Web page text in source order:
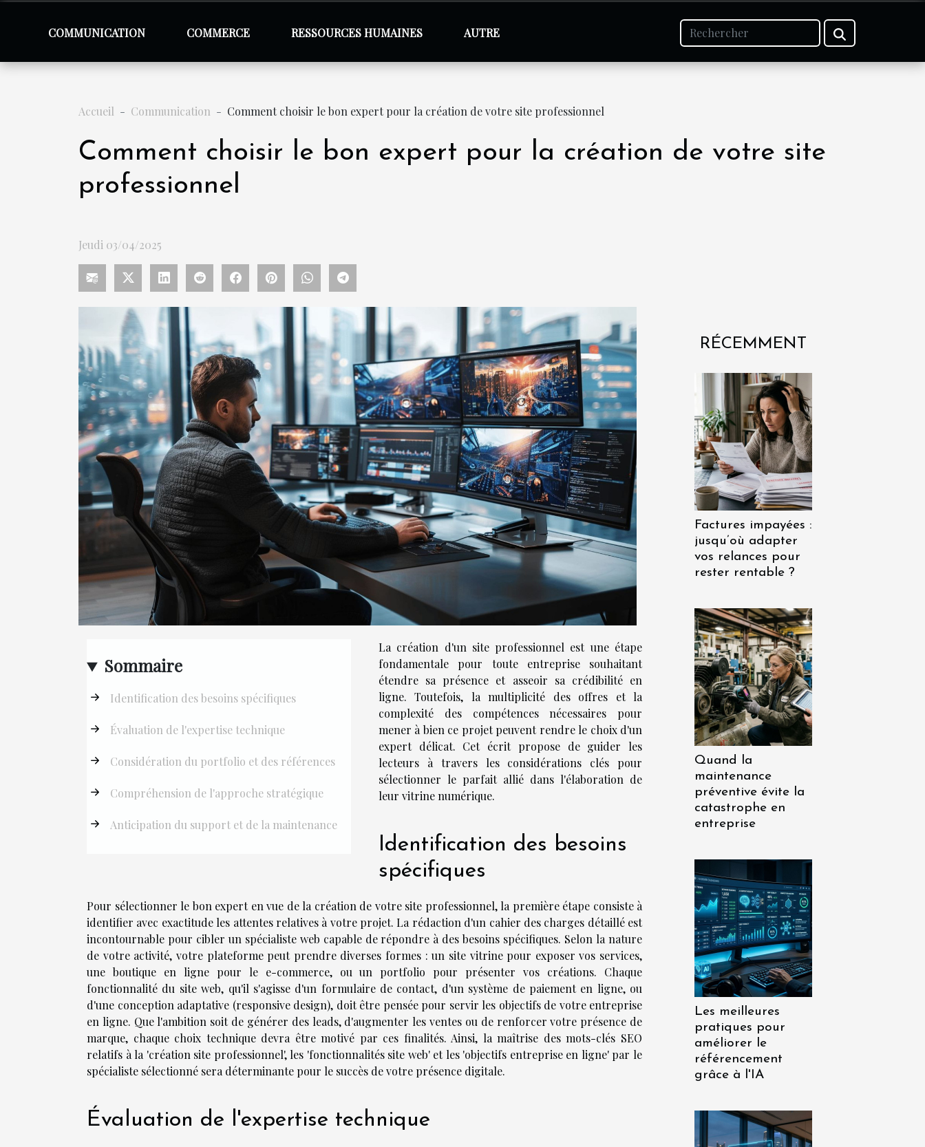
COMMUNICATION COMMERCE RESSOURCES HUMAINES AUTRE
Accueil Communication Comment choisir le bon expert pour la création de votre site professionnel
Comment choisir le bon expert pour la création de votre site
professionnel
Jeudi 03/04/2025
Sommaire
Identification des besoins spécifiques
Évaluation de l'expertise technique
Considération du portfolio et des références
Compréhension de l'approche stratégique
Anticipation du support et de la maintenance
La création d'un site professionnel est une étape
fondamentale pour toute entreprise souhaitant
étendre sa présence et asseoir sa crédibilité en
ligne. Toutefois, la multiplicité des offres et la
complexité des compétences nécessaires pour
mener à bien ce projet peuvent rendre le choix d'un
expert délicat. Cet écrit propose de guider les
lecteurs à travers les considérations clés pour
sélectionner le parfait allié dans l'élaboration de
leur vitrine numérique.
Identification des besoins
spécifiques
Pour sélectionner le bon expert en vue de la création de votre site professionnel, la première étape consiste à
identifier avec exactitude les attentes relatives à votre projet. La rédaction d'un cahier des charges détaillé est
incontournable pour cibler un spécialiste web capable de répondre à des besoins spécifiques. Selon la nature
de votre activité, votre plateforme peut prendre diverses formes : un site vitrine pour exposer vos services,
une boutique en ligne pour le e-commerce, ou un portfolio pour présenter vos créations. Chaque
fonctionnalité du site web, qu'il s'agisse d'un formulaire de contact, d'un système de paiement en ligne, ou
d'une conception adaptative (responsive design), doit être pensée pour servir les objectifs de votre entreprise
en ligne. Que l'ambition soit de générer des leads, d'augmenter les ventes ou de renforcer votre présence de
marque, chaque choix technique devra être motivé par ces finalités. Ainsi, la maîtrise des mots-clés SEO
relatifs à la 'création site professionnel', les 'fonctionnalités site web' et les 'objectifs entreprise en ligne' par le
spécialiste sélectionné sera déterminante pour le succès de votre présence digitale.
Évaluation de l'expertise technique
RÉCEMMENT
Factures impayées :
jusqu’où adapter
vos relances pour
rester rentable ?
Quand la
maintenance
préventive évite la
catastrophe en
entreprise
Les meilleures
pratiques pour
améliorer le
référencement
grâce à l'IA